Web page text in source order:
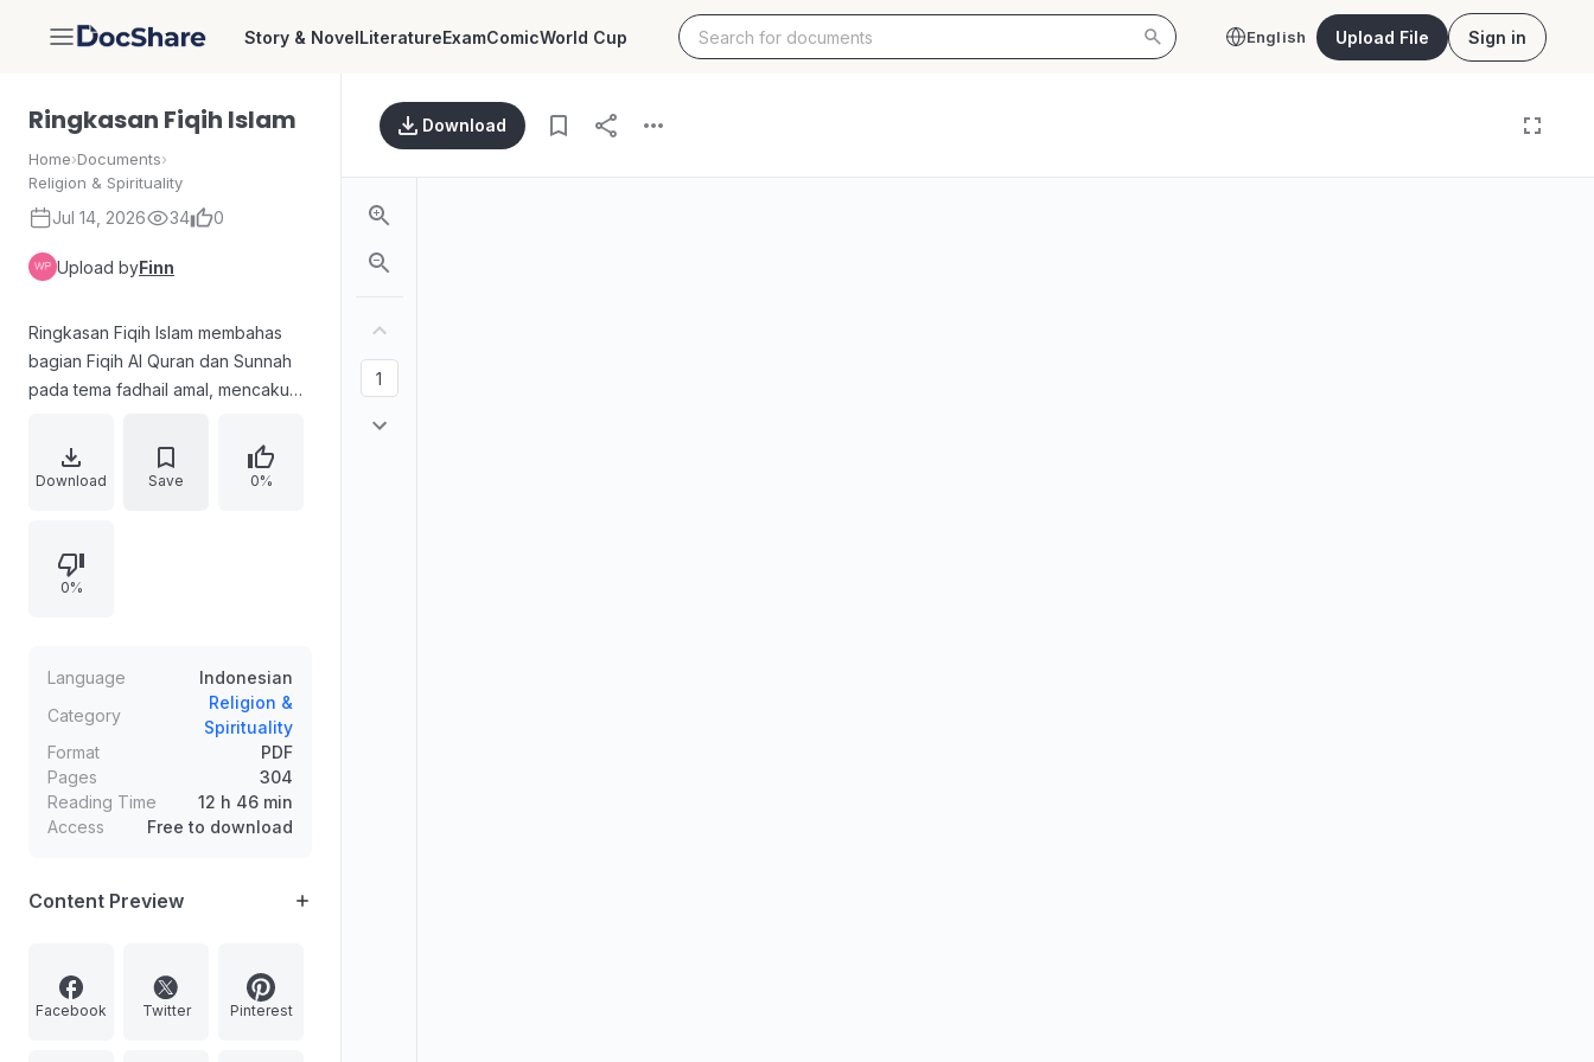
DocShare Story & NovelLiteratureExamComicWorld Cup English Upload File Sign in
Ringkasan Fiqih Islam
Home›Documents›
Religion & Spirituality
Jul 14, 2026 34 0
Upload byFinn
Ringkasan Fiqih Islam membahas
bagian Fiqih Al Quran dan Sunnah
pada tema fadhail amal, mencakup
zakat, puasa, haji dan umrah, jihad,
dzikir, doa, muamalah dan
sahabat. Pembahasan disertai dalil
ayat Al-Qur'an dan hadits shahih,
dinilai berdasarkan hati.
Download Save 0%
0%
Language
Indonesian
Category
Religion &
Spirituality
Format
PDF
Pages
304
Reading Time
12 h 46 min
Access
Free to download
Content Preview
Facebook Twitter Pinterest
Download